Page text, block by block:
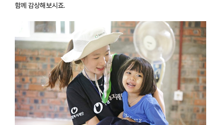
함께 감상해보시죠.